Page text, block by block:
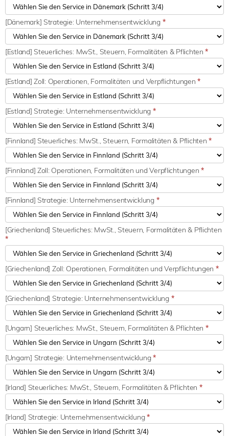
[Dänemark] Strategie: Unternehmensentwicklung *
[Estland] Steuerliches: MwSt., Steuern, Formalitäten & Pflichten*
[Estland] Zoll: Operationen, Formalitäten und Verpflichtungen*
[Estland] Strategie: Unternehmensentwicklung *
[Finnland] Steuerliches: MwSt., Steuern, Formalitäten & Pflichten*
[Finnland] Zoll: Operationen, Formalitäten und Verpflichtungen *
[Finnland] Strategie: Unternehmensentwicklung *
[Griechenland] Steuerliches: MwSt., Steuern, Formalitäten & Pflichten
*
[Griechenland] Zoll: Operationen, Formalitäten und Verpflichtungen *
[Griechenland] Strategie: Unternehmensentwicklung *
[Ungarn] Steuerliches: MwSt., Steuern, Formalitäten & Pflichten *
[Ungarn] Strategie: Unternehmensentwicklung*
[Irland] Steuerliches: MwSt., Steuern, Formalitäten & Pflichten *
[Irland] Strategie: Unternehmensentwicklung*